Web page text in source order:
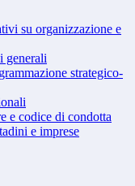
su organizzazione e
generali
strategico-
e codice di condotta
e imprese